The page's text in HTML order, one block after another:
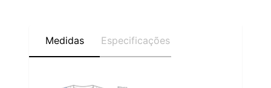
Medidas Especificações